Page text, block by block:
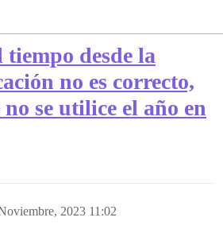
desde la
no es correcto,
se utilice el año en
2023 11:02